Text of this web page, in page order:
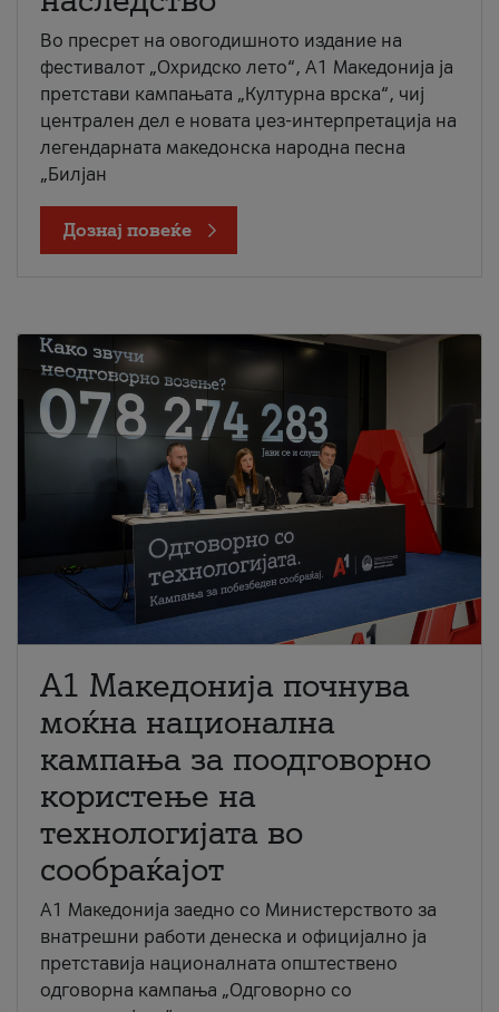
Во пресрет на овогодишното издание на
фестивалот „Охридско лето“, А1 Македонија ја
претстави кампањата „Културна врска“, чиј
централен дел е новата џез-интерпретација на
легендарната македонска народна песна
„Билјан
Дознај повеќе
A1 Македонија почнува
моќна национална
кампања за поодговорно
користење на
технологијата во
сообраќајот
A1 Македонија заедно со Министерството за
внатрешни работи денеска и официјално ја
претставија националната општествено
одговорна кампања „Одговорно со